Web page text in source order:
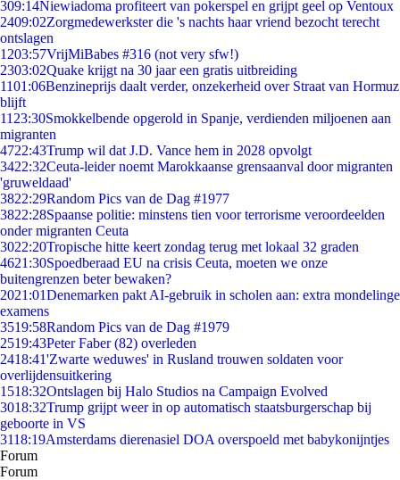
309:14Niewiadoma profiteert van pokerspel en grijpt geel op Ventoux
2409:02Zorgmedewerkster die 's nachts haar vriend bezocht terecht
ontslagen
1203:57VrijMiBabes #316 (not very sfw!)
2303:02Quake krijgt na 30 jaar een gratis uitbreiding
1101:06Benzineprijs daalt verder, onzekerheid over Straat van Hormuz
blijft
11 23:30Smokkelbende opgerold in Spanje, verdienden miljoenen aan
migranten
4722:43Trump wil dat J.D. Vance hem in 2028 opvolgt
3422:32Ceuta-leider noemt Marokkaanse grensaanval door migranten
'gruweldaad'
3822:29Random Pics van de Dag #1977
3822:28Spaanse politie: minstens tien voor terrorisme veroordeelden
onder migranten Ceuta
3022:20Tropische hitte keert zondag terug met lokaal 32 graden
4621:30Spoedberaad EU na crisis Ceuta, moeten we onze
buitengrenzen beter bewaken?
2021:01Denemarken pakt AI-gebruik in scholen aan: extra mondelinge
examens
3519:58Random Pics van de Dag #1979
2519:43Peter Faber (82) overleden
2418:41'Zwarte weduwes' in Rusland trouwen soldaten voor
overlijdensuitkering
1518:32Ontslagen bij Halo Studios na Campaign Evolved
3018:32Trump grijpt weer in op automatisch staatsburgerschap bij
geboorte in VS
3118:19Amsterdams dierenasiel DOA overspoeld met babykonijntjes
Forum
Forum